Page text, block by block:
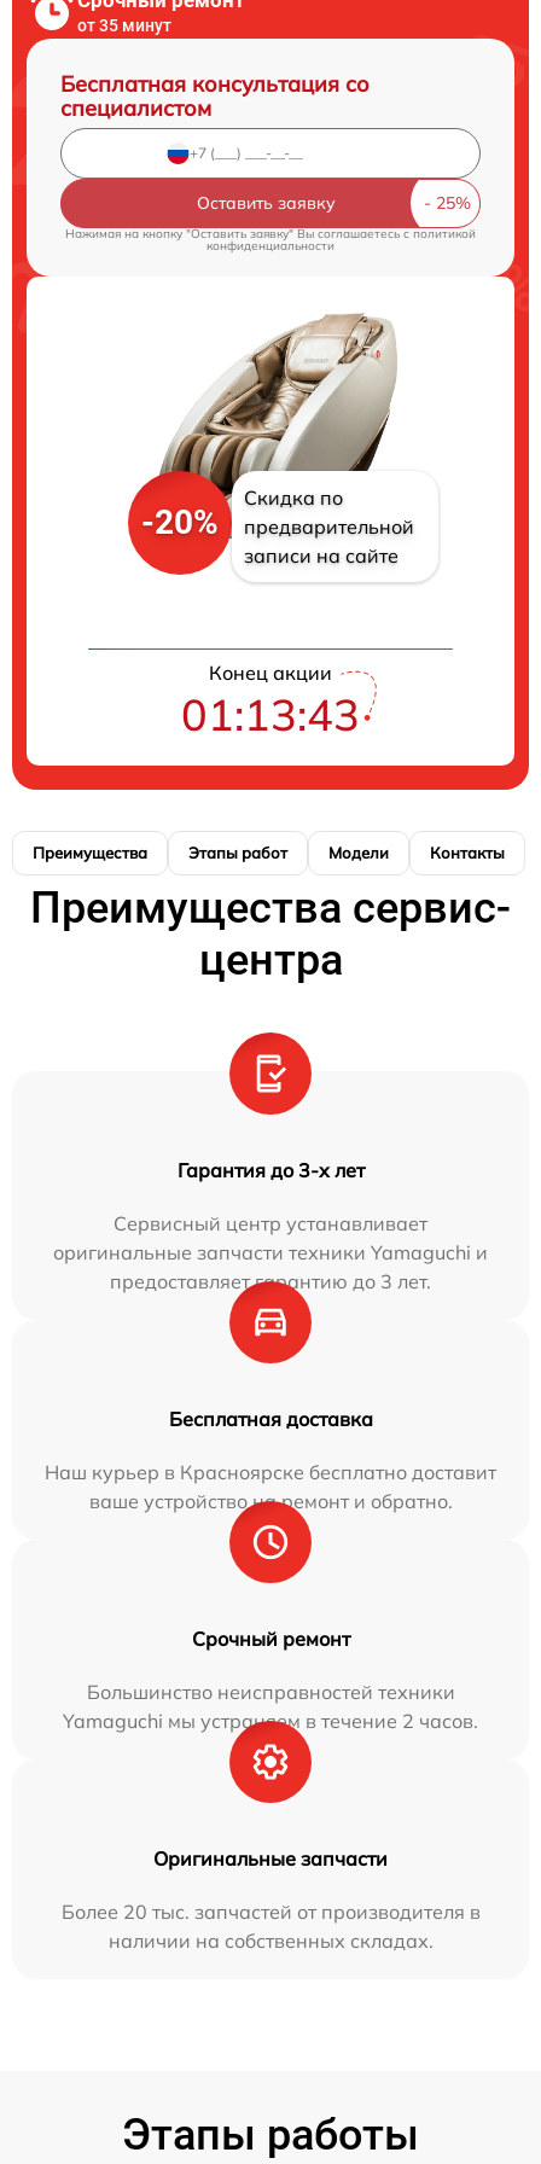
от 35 минут
Бесплатная консультация со
специалистом
Оставить заявку
Нажимая на кнопку "Оставить заявку" Вы соглашаетесь cполитикой
конфиденциальности
-20%
Скидка по
предварительной
записи на сайте
Конец акции
01:13:43
Преимущества Этапы работ Модели Контакты
Преимущества сервис-
центра
Гарантия до 3-х лет
Сервисный центр устанавливает
оригинальные запчасти техники Yamaguchi и
предоставляет гарантию до 3 лет.
Бесплатная доставка
Наш курьер в Красноярске бесплатно доставит
ваше устройство на ремонт и обратно.
Срочный ремонт
Большинство неисправностей техники
Yamaguchi мы устраняем в течение 2 часов.
Оригинальные запчасти
Более 20 тыс. запчастей от производителя в
наличии на собственных складах.
Этапы работы